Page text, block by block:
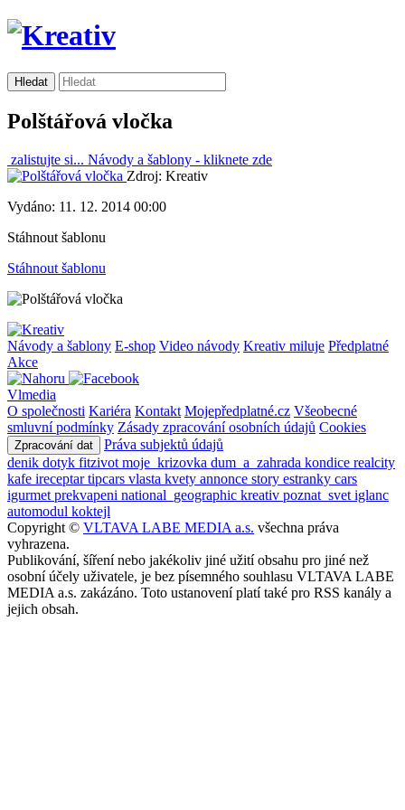
Polštářová vločka
zalistujte si... Návody a šablony - kliknete zde
Zdroj: Kreativ
Vydáno: 11. 12. 2014 00:00
Stáhnout šablonu
Stáhnout šablonu
Návody a šablony E-shop Video návody Kreativ miluje Předplatné
Akce
Vlmedia
O společnosti Kariéra Kontakt Mojepředplatné.cz Všeobecné
smluvní podmínky Zásady zpracování osobních údajů Cookies
Zpracování dat
Práva subjektů údajů
denik dotyk fitzivot moje_krizovka dum_a_zahrada kondice realcity
kafe ireceptartipcars vlasta kvety annonce story estranky cars
igurmet prekvapeni national_geographic kreativ poznat_svet iglanc
automodul koktejl
Copyright © VLTAVA LABE MEDIA a.s. všechna práva
vyhrazena.
Publikování, šíření nebo jakékoliv jiné užití obsahu pro jiné než
osobní účely uživatele, je bez písemného souhlasu VLTAVA LABE
MEDIA a.s. zakázáno. Toto ustanovení platí také pro RSS kanály a
jejich obsah.